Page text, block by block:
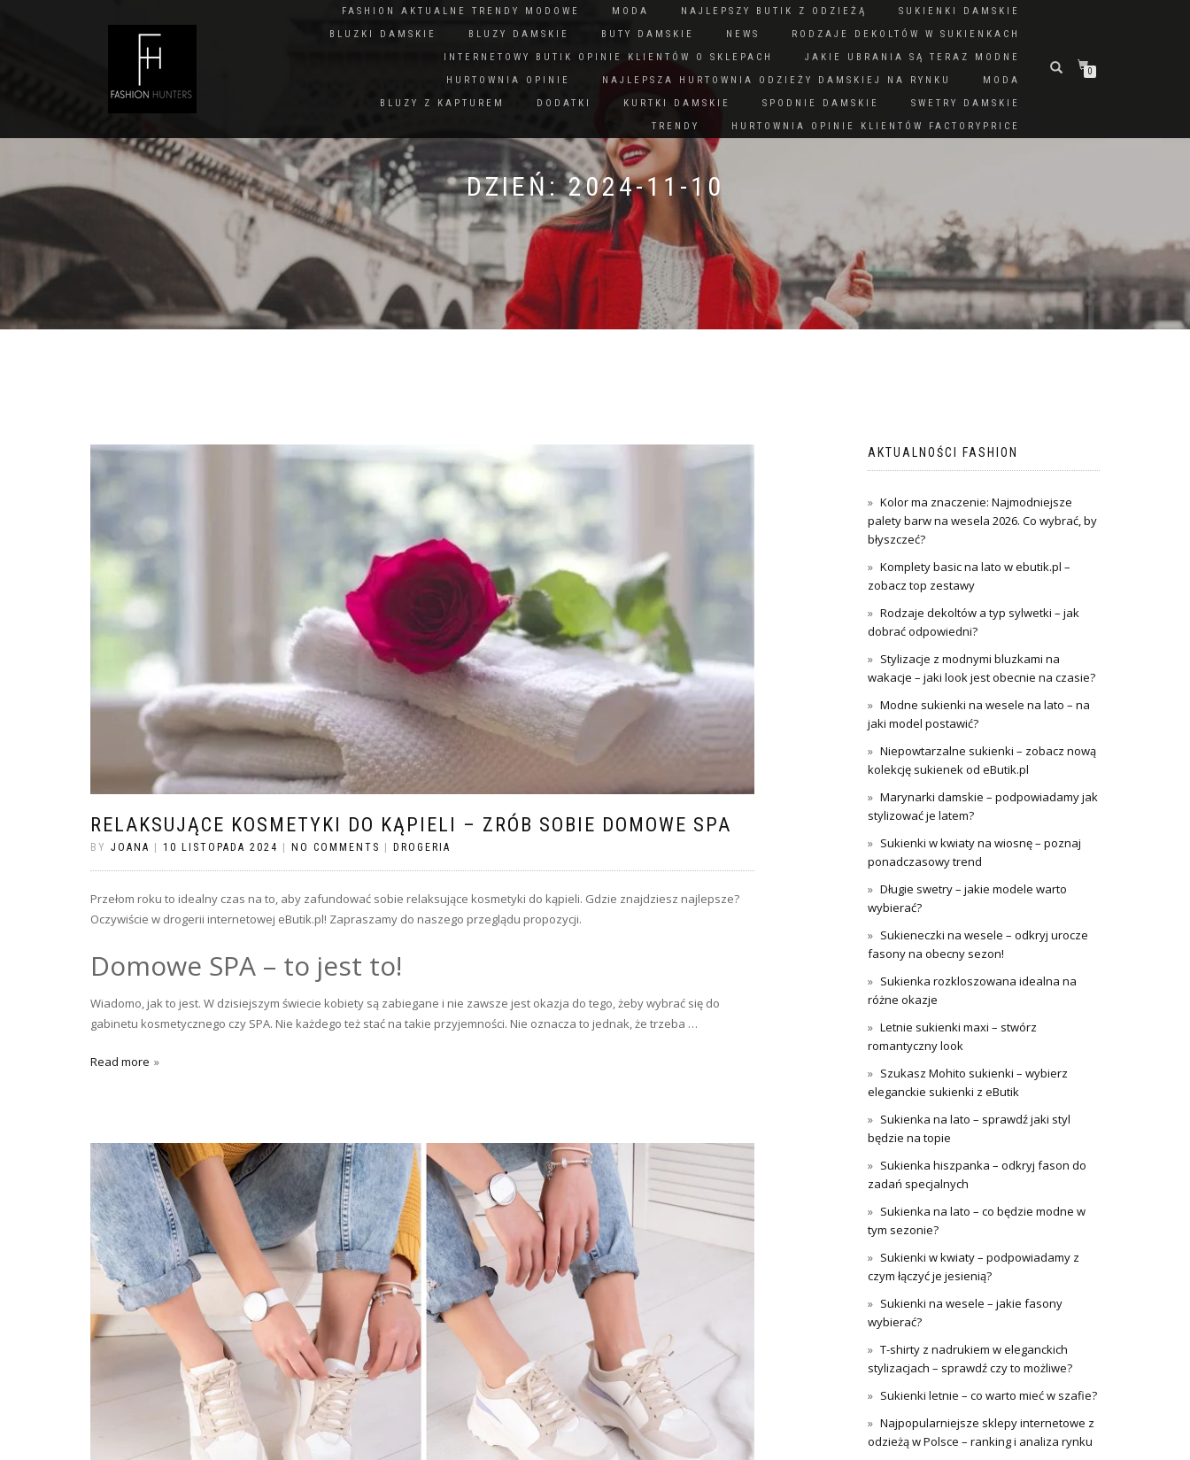
FASHION AKTUALNE TRENDY MODOWE MODA NAJLEPSZY BUTIK Z ODZIEŻĄ
SUKIENKI DAMSKIE
BLUZKI DAMSKIE
BLUZY DAMSKIE BUTY DAMSKIE NEWS
RODZAJE DEKOLTÓW W SUKIENKACH
INTERNETOWY BUTIK OPINIE KLIENTÓW O SKLEPACH
JAKIE UBRANIA SĄ TERAZ MODNE
HURTOWNIA OPINIE
NAJLEPSZA HURTOWNIA ODZIEŻY DAMSKIEJ NA RYNKU
MODA
BLUZY Z KAPTUREM
DODATKI KURTKI DAMSKIE SPODNIE DAMSKIE
SWETRY DAMSKIE
TRENDY
HURTOWNIA OPINIE KLIENTÓW FACTORYPRICE
0
DZIEŃ:2024-11-10
RELAKSUJĄCE KOSMETYKI DO KĄPIELI – ZRÓB SOBIE DOMOWE SPA
BY JOANA | 10 LISTOPADA 2024 | NO COMMENTS | DROGERIA
Przełom roku to idealny czas na to, aby zafundować sobie relaksujące kosmetyki do kąpieli. Gdzie znajdziesz najlepsze?
Oczywiście w drogerii internetowej eButik.pl! Zapraszamy do naszego przeglądu propozycji.
Domowe SPA – to jest to!
Wiadomo, jak to jest. W dzisiejszym świecie kobiety są zabiegane i nie zawsze jest okazja do tego, żeby wybrać się do
gabinetu kosmetycznego czy SPA. Nie każdego też stać na takie przyjemności. Nie oznacza to jednak, że trzeba …
Read more
AKTUALNOŚCI FASHION
Kolor ma znaczenie: Najmodniejsze
palety barw na wesela 2026. Co wybrać, by
błyszczeć?
Komplety basic na lato w ebutik.pl –
zobacz top zestawy
Rodzaje dekoltów a typ sylwetki – jak
dobrać odpowiedni?
Stylizacje z modnymi bluzkami na
wakacje – jaki look jest obecnie na czasie?
Modne sukienki na wesele na lato – na
jaki model postawić?
Niepowtarzalne sukienki – zobacz nową
kolekcję sukienek od eButik.pl
Marynarki damskie – podpowiadamy jak
stylizować je latem?
Sukienki w kwiaty na wiosnę – poznaj
ponadczasowy trend
Długie swetry – jakie modele warto
wybierać?
Sukieneczki na wesele – odkryj urocze
fasony na obecny sezon!
Sukienka rozkloszowana idealna na
różne okazje
Letnie sukienki maxi – stwórz
romantyczny look
Szukasz Mohito sukienki – wybierz
eleganckie sukienki z eButik
Sukienka na lato – sprawdź jaki styl
będzie na topie
Sukienka hiszpanka – odkryj fason do
zadań specjalnych
Sukienka na lato – co będzie modne w
tym sezonie?
Sukienki w kwiaty – podpowiadamy z
czym łączyć je jesienią?
Sukienki na wesele – jakie fasony
wybierać?
T-shirty z nadrukiem w eleganckich
stylizacjach – sprawdź czy to możliwe?
Sukienki letnie – co warto mieć w szafie?
Najpopularniejsze sklepy internetowe z
odzieżą w Polsce – ranking i analiza rynku